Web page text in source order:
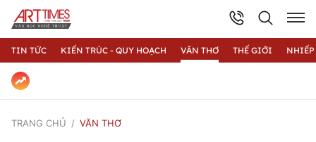
TIN TỨC KIẾN TRÚC - QUY HOẠCH VĂN THƠ THẾ GIỚI
TRANG CHỦ VĂN THƠ